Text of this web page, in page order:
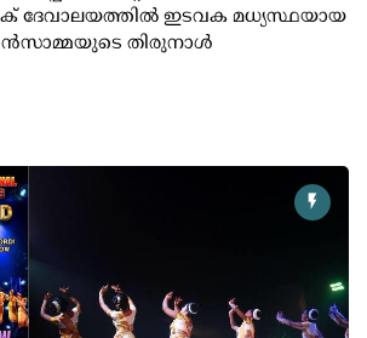
ദേവാലയത്തില്‍ ഇടവക മധ്യസ്ഥയായ
തിരുനാള്‍